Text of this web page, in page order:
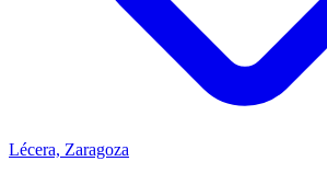
Lécera, Zaragoza